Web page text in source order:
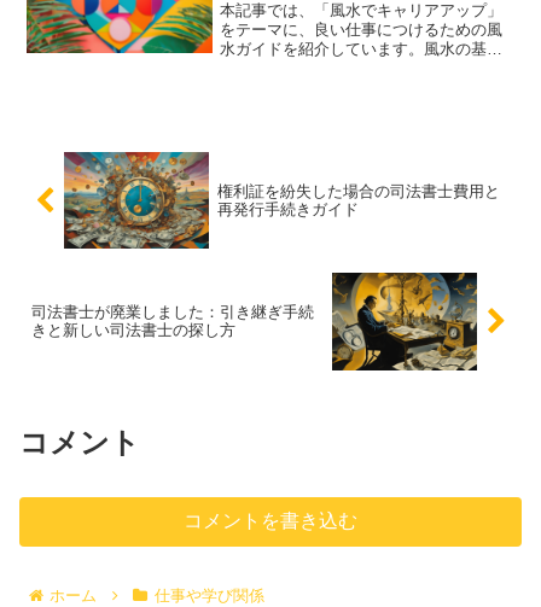
本記事では、「風水でキャリアアップ」
をテーマに、良い仕事につけるための風
水ガイドを紹介しています。風水の基本
権利証を紛失した場合の司法書士費用と
再発行手続きガイド
司法書士が廃業しました：引き継ぎ手続
きと新しい司法書士の探し方
コメント
コメントを書き込む
ホーム 仕事や学び関係